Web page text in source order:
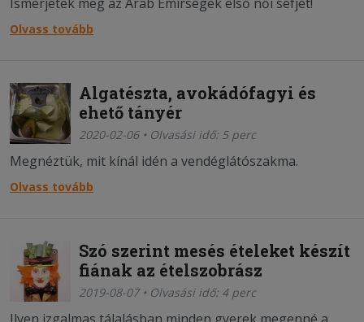
Olvass tovább
Algatészta, avokádófagyi és
ehető tányér
2020-02-06 • Olvasási idő: 5 perc
Megnéztük, mit kínál idén a vendéglátószakma.
Olvass tovább
Szó szerint mesés ételeket készít
fiának az ételszobrász
2019-08-07 • Olvasási idő: 4 perc